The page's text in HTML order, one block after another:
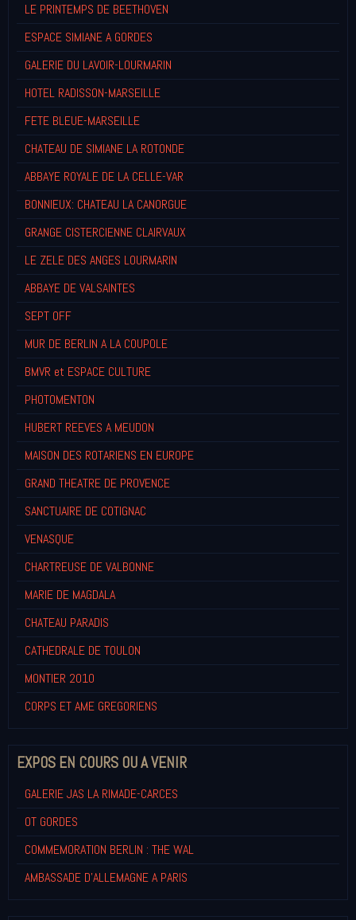
LE PRINTEMPS DE BEETHOVEN
ESPACE SIMIANE A GORDES
GALERIE DU LAVOIR-LOURMARIN
HOTEL RADISSON-MARSEILLE
FETE BLEUE-MARSEILLE
CHATEAU DE SIMIANE LA ROTONDE
ABBAYE ROYALE DE LA CELLE-VAR
BONNIEUX: CHATEAU LA CANORGUE
GRANGE CISTERCIENNE CLAIRVAUX
LE ZELE DES ANGES LOURMARIN
ABBAYE DE VALSAINTES
SEPT OFF
MUR DE BERLIN A LA COUPOLE
BMVR et ESPACE CULTURE
PHOTOMENTON
HUBERT REEVES A MEUDON
MAISON DES ROTARIENS EN EUROPE
GRAND THEATRE DE PROVENCE
SANCTUAIRE DE COTIGNAC
VENASQUE
CHARTREUSE DE VALBONNE
MARIE DE MAGDALA
CHATEAU PARADIS
CATHEDRALE DE TOULON
MONTIER 2010
CORPS ET AME GREGORIENS
EXPOS EN COURS OU A VENIR
GALERIE JAS LA RIMADE-CARCES
OT GORDES
COMMEMORATION BERLIN : THE WAL
AMBASSADE D'ALLEMAGNE A PARIS